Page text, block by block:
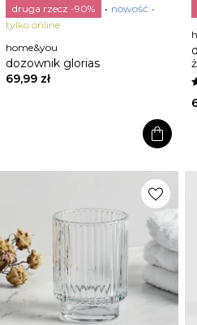
druga rzecz -90%
nowość
tylko online
home&you
dozownik glorias
69,99 zł
shopping_bag
favorite